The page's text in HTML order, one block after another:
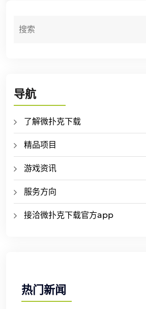
导航
了解微扑克下载
精品项目
游戏资讯
服务方向
接洽微扑克下载官方app
热门新闻